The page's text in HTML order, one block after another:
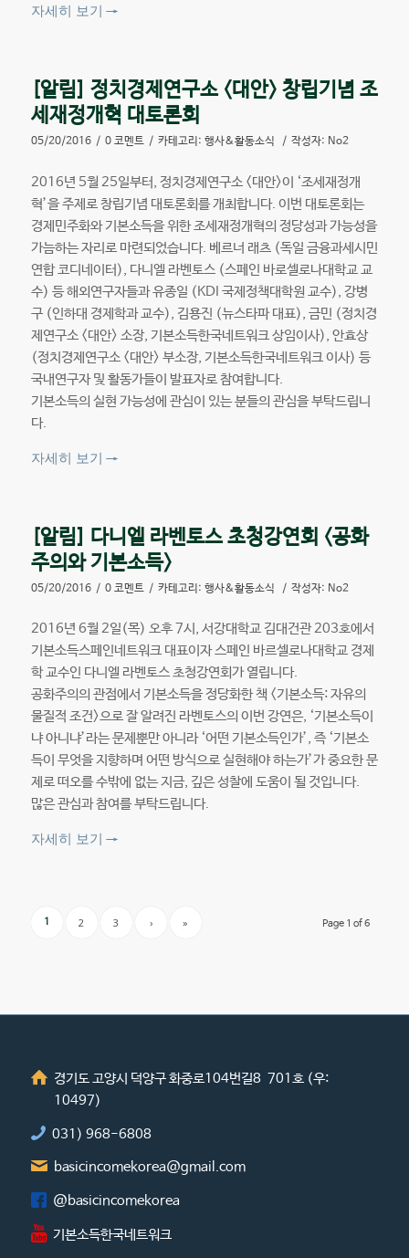
자세히 보기 →
[알림] 정치경제연구소 <대안> 창립기념 조
세재정개혁 대토론회
05/20/2016 / 0 코멘트 / 카테고리: 행사&활동소식 / 작성자: No2
2016년 5월 25일부터, 정치경제연구소 <대안>이 ‘조세재정개
혁’을 주제로 창립기념 대토론회를 개최합니다. 이번 대토론회는
경제민주화와 기본소득을 위한 조세재정개혁의 정당성과 가능성을
가늠하는 자리로 마련되었습니다. 베르너 래츠 (독일 금융과세시민
연합 코디네이터), 다니엘 라벤토스 (스페인 바로셀로나대학교 교
수) 등 해외연구자들과 유종일 (KDI 국제정책대학원 교수), 강병
구 (인하대 경제학과 교수), 김용진 (뉴스타파 대표), 금민 (정치경
제연구소 <대안> 소장, 기본소득한국네트워크 상임이사), 안효상
(정치경제연구소 <대안> 부소장, 기본소득한국네트워크 이사) 등
국내연구자 및 활동가들이 발표자로 참여합니다.
기본소득의 실현 가능성에 관심이 있는 분들의 관심을 부탁드립니
다.
자세히 보기 →
[알림] 다니엘 라벤토스 초청강연회 <공화
주의와 기본소득>
05/20/2016 / 0 코멘트 / 카테고리: 행사&활동소식 / 작성자: No2
2016년 6월 2일(목) 오후 7시, 서강대학교 김대건관 203호에서
기본소득스페인네트워크 대표이자 스페인 바르셀로나대학교 경제
학 교수인 다니엘 라벤토스 초청강연회가 열립니다.
공화주의의 관점에서 기본소득을 정당화한 책 <기본소득: 자유의
물질적 조건>으로 잘 알려진 라벤토스의 이번 강연은, ‘기본소득이
냐 아니냐’라는 문제뿐만 아니라 ‘어떤 기본소득인가’, 즉 ‘기본소
득이 무엇을 지향하며 어떤 방식으로 실현해야 하는가’가 중요한 문
제로 떠오를 수밖에 없는 지금, 깊은 성찰에 도움이 될 것입니다.
많은 관심과 참여를 부탁드립니다.
자세히 보기 →
Page 1 of 6
1 2 3 › »
경기도 고양시 덕양구 화중로104번길8 701호 (우:
10497)
031) 968-6808
basicincomekorea@gmail.com
@basicincomekorea
기본소득한국네트워크